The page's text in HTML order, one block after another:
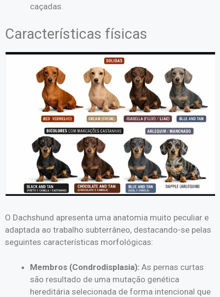
caçadas.
Características físicas
O Dachshund apresenta uma anatomia muito peculiar e
adaptada ao trabalho subterrâneo, destacando-se pelas
seguintes características morfológicas:
Membros (Condrodisplasia): As pernas curtas
são resultado de uma mutação genética
hereditária selecionada de forma intencional que